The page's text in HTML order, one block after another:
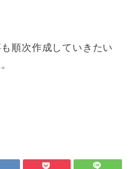
順次作成していきたい